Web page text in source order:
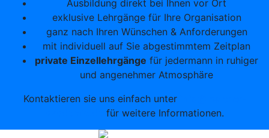
Ausbildung direkt bei Ihnen vor Ort
exklusive Lehrgänge für Ihre Organisation
ganz nach Ihren Wünschen & Anforderungen
mit individuell auf Sie abgestimmtem Zeitplan
private Einzellehrgänge für jedermann in ruhiger
und angenehmer Atmosphäre
Kontaktieren sie uns einfach unter
für weitere Informationen.